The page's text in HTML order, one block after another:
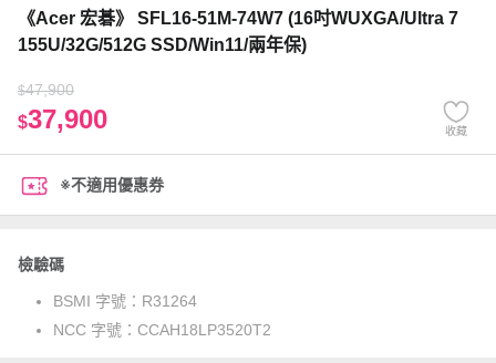
《Acer 宏碁》 SFL16-51M-74W7 (16吋WUXGA/Ultra 7
155U/32G/512G SSD/Win11/兩年保)
$47,900
$37,900 收藏
※不適用優惠券
檢驗碼
BSMI 字號： R31264
NCC 字號： CCAH18LP3520T2